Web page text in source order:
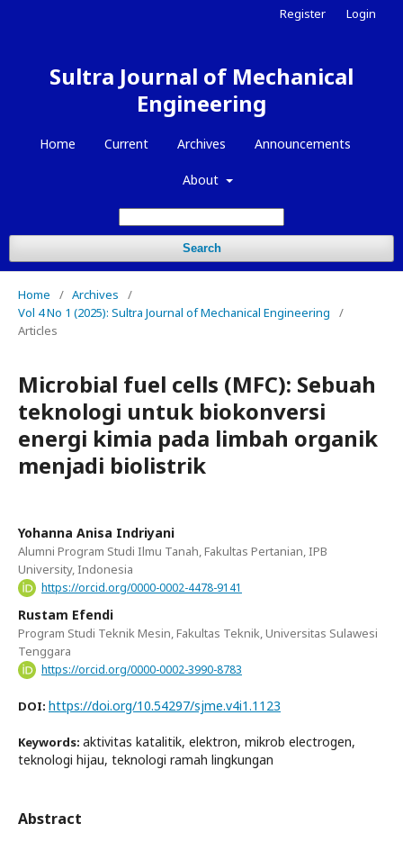
Sultra Journal of Mechanical
Engineering
Home Current Archives Announcements
About
Search
Register Login
Home / Archives
/
Vol 4 No 1 (2025): Sultra Journal of Mechanical Engineering
/
Articles
Microbial fuel cells (MFC): Sebuah
teknologi untuk biokonversi
energi kimia pada limbah organik
menjadi biolistrik
Yohanna Anisa Indriyani
Alumni Program Studi Ilmu Tanah, Fakultas Pertanian, IPB
University, Indonesia
https://orcid.org/0000-0002-4478-9141
Rustam Efendi
Program Studi Teknik Mesin, Fakultas Teknik, Universitas Sulawesi
Tenggara
https://orcid.org/0000-0002-3990-8783
DOI: https://doi.org/10.54297/sjme.v4i1.1123
Keywords: aktivitas katalitik, elektron, mikrob electrogen,
teknologi hijau, teknologi ramah lingkungan
Abstract